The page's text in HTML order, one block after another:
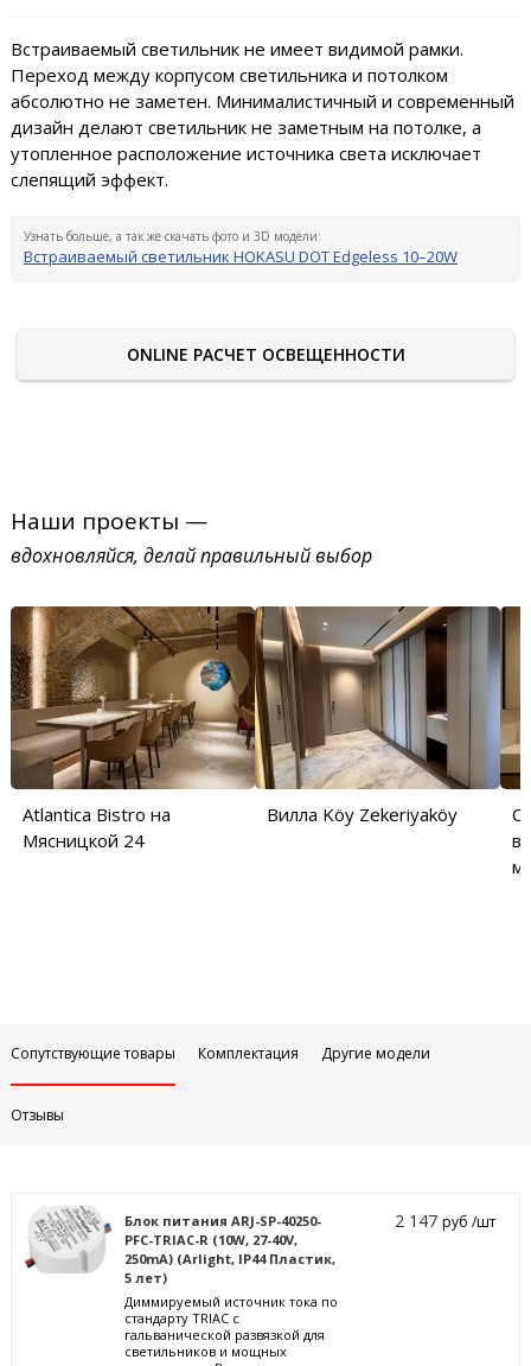
Встраиваемый светильник не имеет видимой рамки.
Переход между корпусом светильника и потолком
абсолютно не заметен. Минималистичный и современный
дизайн делают светильник не заметным на потолке, а
утопленное расположение источника света исключает
слепящий эффект.
Узнать больше, а так же скачать фото и 3D модели:
Встраиваемый светильник HOKASU DOT Edgeless 10–20W
ONLINE РАСЧЕТ ОСВЕЩЕННОСТИ
Наши проекты —
вдохновляйся, делай правильный выбор
Atlantica Bistro на
Мясницкой 24
Вилла Köy Zekeriyaköy
Сопутствующие товары Комплектация Другие модели
Отзывы
Блок питания ARJ-SP-40250-
PFC-TRIAC-R (10W, 27-40V,
250mA) (Arlight, IP44 Пластик,
5 лет)
Диммируемый источник тока по
стандарту TRIAC с
гальванической развязкой для
светильников и мощных
2 147руб /шт